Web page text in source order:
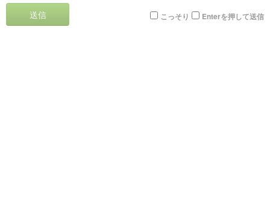
送信 こっそり Enterを押して送信